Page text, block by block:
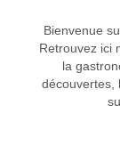
Bienvenue
Retrouvez ici
la
découvertes,